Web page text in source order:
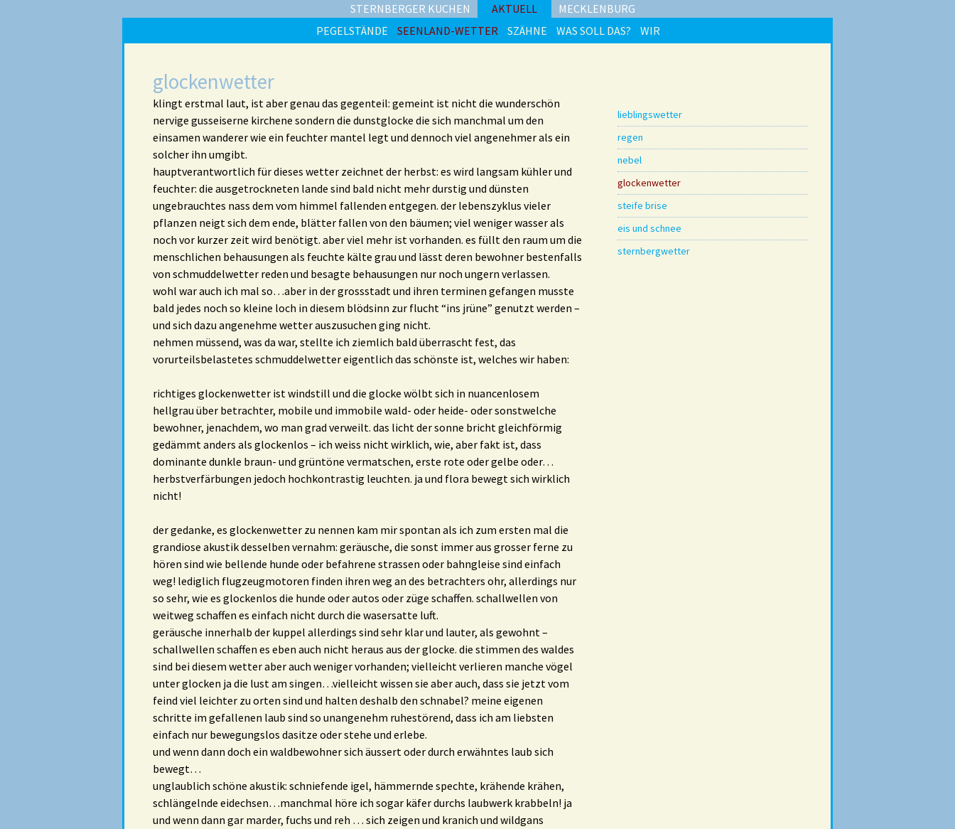
STERNBERGER KUCHEN AKTUELL
MECKLENBURG
PEGELSTÄNDE
SEENLAND-WETTER SZÄHNE WAS SOLL DAS? WIR
glockenwetter
klingt erstmal laut, ist aber genau das gegenteil: gemeint ist nicht die wunderschön
nervige gusseiserne kirchene sondern die dunstglocke die sich manchmal um den
einsamen wanderer wie ein feuchter mantel legt und dennoch viel angenehmer als ein
solcher ihn umgibt.
hauptverantwortlich für dieses wetter zeichnet der herbst: es wird langsam kühler und
feuchter: die ausgetrockneten lande sind bald nicht mehr durstig und dünsten
ungebrauchtes nass dem vom himmel fallenden entgegen. der lebenszyklus vieler
pflanzen neigt sich dem ende, blätter fallen von den bäumen; viel weniger wasser als
noch vor kurzer zeit wird benötigt. aber viel mehr ist vorhanden. es füllt den raum um die
menschlichen behausungen als feuchte kälte grau und lässt deren bewohner bestenfalls
von schmuddelwetter reden und besagte behausungen nur noch ungern verlassen.
wohl war auch ich mal so…aber in der grossstadt und ihren terminen gefangen musste
bald jedes noch so kleine loch in diesem blödsinn zur flucht “ins jrüne” genutzt werden –
und sich dazu angenehme wetter auszusuchen ging nicht.
nehmen müssend, was da war, stellte ich ziemlich bald überrascht fest, das
vorurteilsbelastetes schmuddelwetter eigentlich das schönste ist, welches wir haben:
richtiges glockenwetter ist windstill und die glocke wölbt sich in nuancenlosem
hellgrau über betrachter, mobile und immobile wald- oder heide- oder sonstwelche
bewohner, jenachdem, wo man grad verweilt. das licht der sonne bricht gleichförmig
gedämmt anders als glockenlos – ich weiss nicht wirklich, wie, aber fakt ist, dass
dominante dunkle braun- und grüntöne vermatschen, erste rote oder gelbe oder…
herbstverfärbungen jedoch hochkontrastig leuchten. ja und flora bewegt sich wirklich
nicht!
der gedanke, es glockenwetter zu nennen kam mir spontan als ich zum ersten mal die
grandiose akustik desselben vernahm: geräusche, die sonst immer aus grosser ferne zu
hören sind wie bellende hunde oder befahrene strassen oder bahngleise sind einfach
weg! lediglich flugzeugmotoren finden ihren weg an des betrachters ohr, allerdings nur
so sehr, wie es glockenlos die hunde oder autos oder züge schaffen. schallwellen von
weitweg schaffen es einfach nicht durch die wasersatte luft.
geräusche innerhalb der kuppel allerdings sind sehr klar und lauter, als gewohnt –
schallwellen schaffen es eben auch nicht heraus aus der glocke. die stimmen des waldes
sind bei diesem wetter aber auch weniger vorhanden; vielleicht verlieren manche vögel
unter glocken ja die lust am singen…vielleicht wissen sie aber auch, dass sie jetzt vom
feind viel leichter zu orten sind und halten deshalb den schnabel? meine eigenen
schritte im gefallenen laub sind so unangenehm ruhestörend, dass ich am liebsten
einfach nur bewegungslos dasitze oder stehe und erlebe.
und wenn dann doch ein waldbewohner sich äussert oder durch erwähntes laub sich
bewegt…
unglaublich schöne akustik: schniefende igel, hämmernde spechte, krähende krähen,
schlängelnde eidechsen…manchmal höre ich sogar käfer durchs laubwerk krabbeln! ja
und wenn dann gar marder, fuchs und reh … sich zeigen und kranich und wildgans
lieblingswetter
regen
nebel
glockenwetter
steife brise
eis und schnee
sternbergwetter